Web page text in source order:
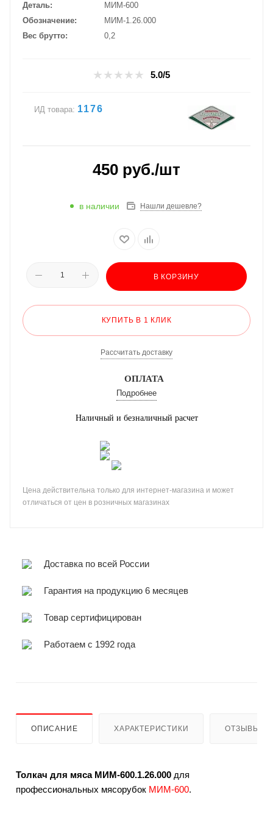
Деталь
МИМ-600
Обозначение
МИМ-1.26.000
Вес брутто
0,2
5.0/5
ИД товара: 1176
450 руб./шт
в наличии Нашли дешевле?
В КОРЗИНУ
КУПИТЬ В 1 КЛИК
Рассчитать доставку
ОПЛАТА
Подробнее
Наличный и безналичный расчет
Цена действительна только для интернет-магазина и может
отличаться от цен в розничных магазинах
Доставка по всей России
Гарантия на продукцию 6 месяцев
Товар сертифицирован
Работаем с 1992 года
ОПИСАНИЕ ХАРАКТЕРИСТИКИ ОТЗЫВЫ
Толкач для мяса МИМ-600.1.26.000 для
профессиональных мясорубок МИМ-600.